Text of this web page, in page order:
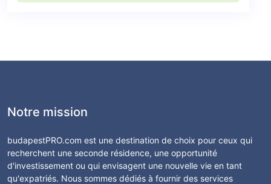
Notre mission
budapestPRO.com est une destination de choix pour ceux qui
recherchent une seconde résidence, une opportunité
d'investissement ou qui envisagent une nouvelle vie en tant
qu'expatriés. Nous sommes dédiés à fournir des services